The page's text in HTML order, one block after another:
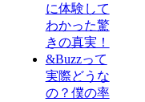
に体験して
わかった驚
きの真実！
&Buzzって
実際どうな
の？僕の率